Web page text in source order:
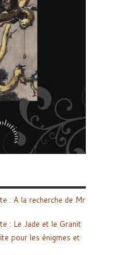
: A la recherche de Mr
: Le Jade et le Granit
pour les énigmes et